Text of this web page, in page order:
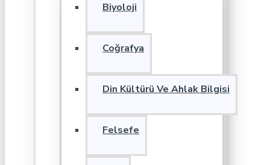
Biyoloji
Coğrafya
Din Kültürü Ve Ahlak Bilgisi
Felsefe